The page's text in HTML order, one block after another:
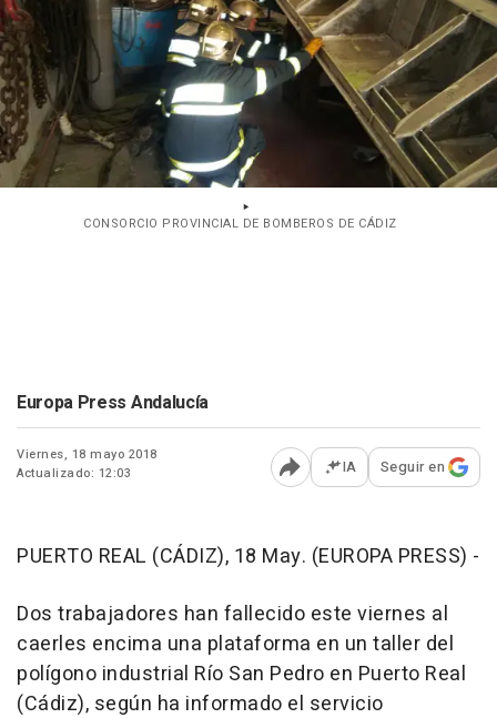
CONSORCIO PROVINCIAL DE BOMBEROS DE CÁDIZ
Europa Press Andalucía
Viernes, 18 mayo 2018
Actualizado: 12:03
Abrir opciones para
IA Seguir en
PUERTO REAL (CÁDIZ), 18 May. (EUROPA PRESS) -
Dos trabajadores han fallecido este viernes al
caerles encima una plataforma en un taller del
polígono industrial Río San Pedro en Puerto Real
(Cádiz), según ha informado el servicio